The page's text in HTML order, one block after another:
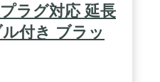
ラグ対応 延長
付き ブラッ